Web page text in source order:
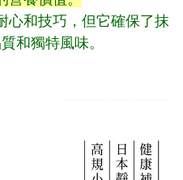
心和技巧，但它確保了抹
和獨特風味。